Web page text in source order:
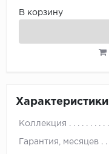
В корзину
Характеристики
Коллекция
Гарантия, месяцев